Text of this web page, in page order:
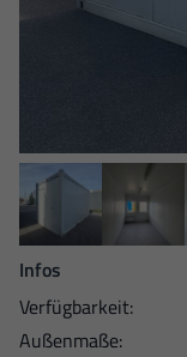
Infos
Verfügbarkeit:
Außen­maße: